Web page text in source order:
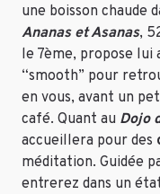
une boisson chaude
Ananas et Asanas,
le 7ème, propose lui
“smooth” pour
en vous, avant un
café. Quant au Dojo
accueillera pour des
méditation. Guidée
entrerez dans un